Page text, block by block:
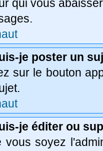
qui vous
je poster un
sur le bouton
je éditer ou
vous soyez